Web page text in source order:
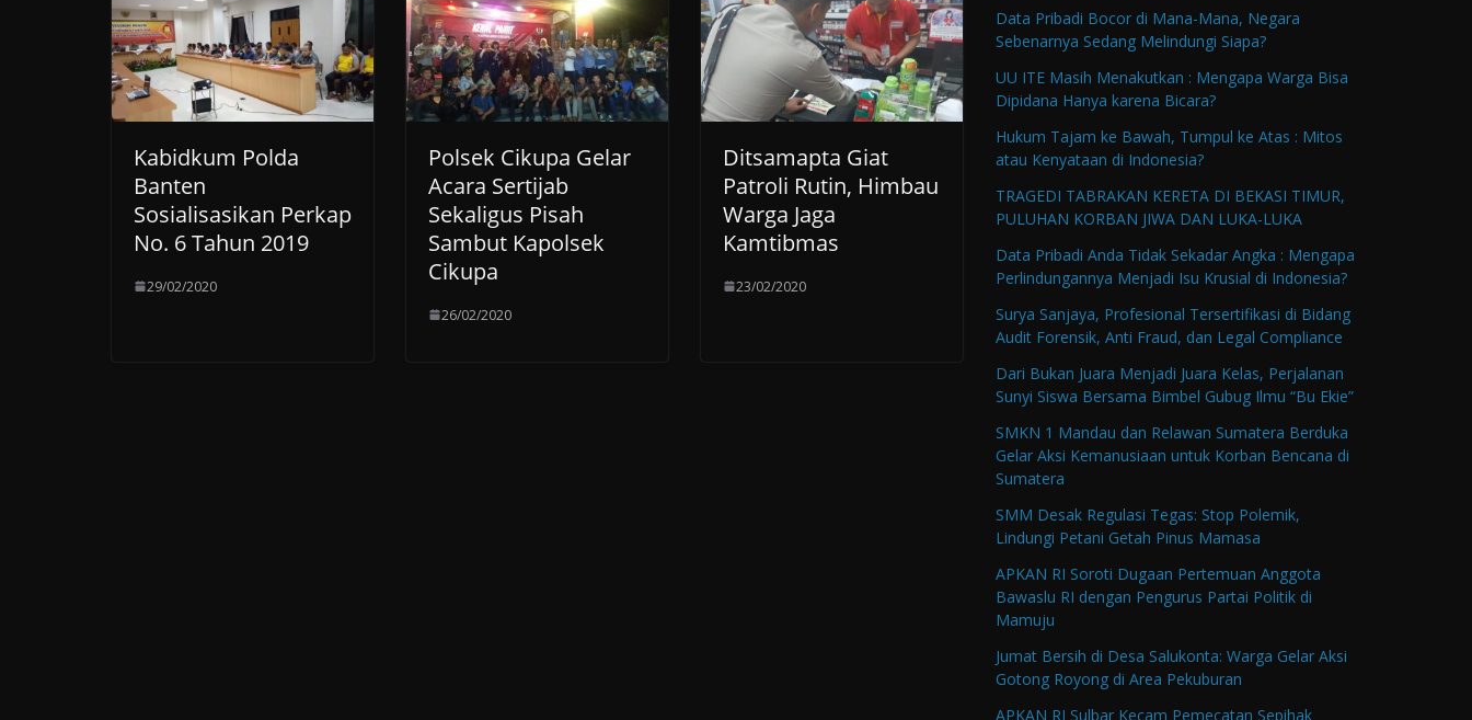
Kabidkum Polda
Banten
Sosialisasikan Perkap
No. 6 Tahun 2019
29/02/2020
Polsek Cikupa Gelar
Acara Sertijab
Sekaligus Pisah
Sambut Kapolsek
Cikupa
26/02/2020
Ditsamapta Giat
Patroli Rutin, Himbau
Warga Jaga
Kamtibmas
23/02/2020
Data Pribadi Bocor di Mana-Mana, Negara
Sebenarnya Sedang Melindungi Siapa?
UU ITE Masih Menakutkan : Mengapa Warga Bisa
Dipidana Hanya karena Bicara?
Hukum Tajam ke Bawah, Tumpul ke Atas : Mitos
atau Kenyataan di Indonesia?
TRAGEDI TABRAKAN KERETA DI BEKASI TIMUR,
PULUHAN KORBAN JIWA DAN LUKA-LUKA
Data Pribadi Anda Tidak Sekadar Angka : Mengapa
Perlindungannya Menjadi Isu Krusial di Indonesia?
Surya Sanjaya, Profesional Tersertifikasi di Bidang
Audit Forensik, Anti Fraud, dan Legal Compliance
Dari Bukan Juara Menjadi Juara Kelas, Perjalanan
Sunyi Siswa Bersama Bimbel Gubug Ilmu “Bu Ekie”
SMKN 1 Mandau dan Relawan Sumatera Berduka
Gelar Aksi Kemanusiaan untuk Korban Bencana di
Sumatera
SMM Desak Regulasi Tegas: Stop Polemik,
Lindungi Petani Getah Pinus Mamasa
APKAN RI Soroti Dugaan Pertemuan Anggota
Bawaslu RI dengan Pengurus Partai Politik di
Mamuju
Jumat Bersih di Desa Salukonta: Warga Gelar Aksi
Gotong Royong di Area Pekuburan
APKAN RI Sulbar Kecam Pemecatan Sepihak